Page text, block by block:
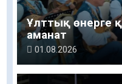
Ұлттық өнерге
аманат
01.08.2026